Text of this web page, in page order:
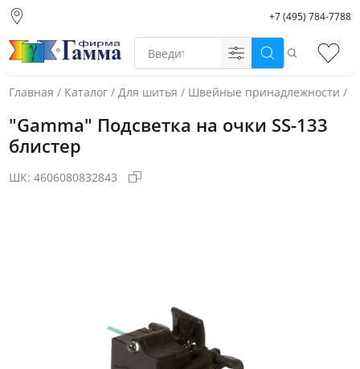
склад)
Санкт-Петербург
Екатеринбург
+7 (495) 784-7788
Поиск
Главная / Каталог / Для шитья / Швейные принадлежности /
"Gamma" Подсветка на очки SS-133
блистер
ШК: 4606080832843